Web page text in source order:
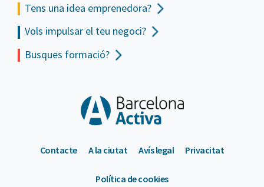
Tens una idea emprenedora?
Vols impulsar el teu negoci?
Busques formació?
Contacte A la ciutat Avís legal Privacitat
Política de cookies